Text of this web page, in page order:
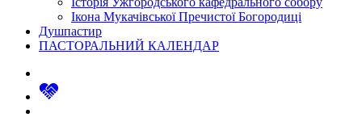
Ікона Мукачівської Пречистої Богородиці
Душпастир
ПАСТОРАЛЬНИЙ КАЛЕНДАР